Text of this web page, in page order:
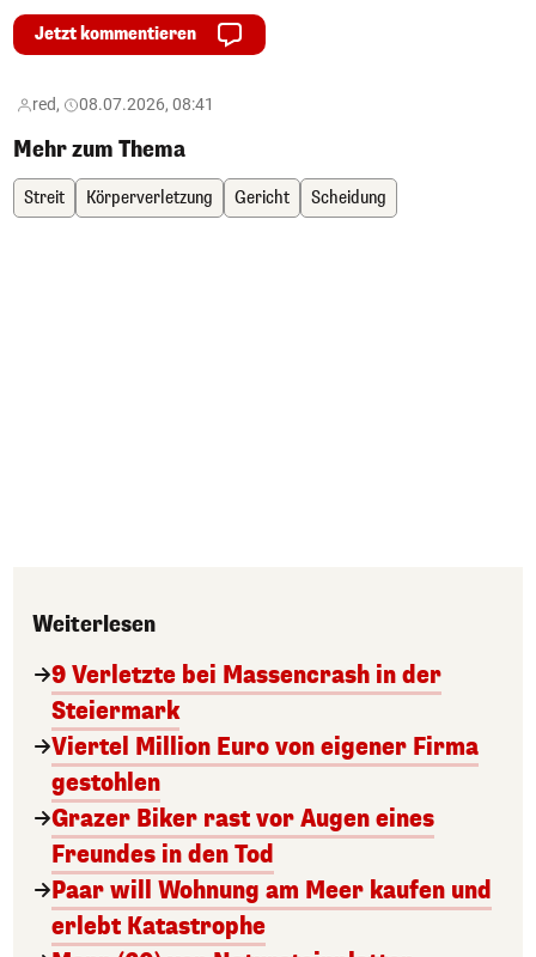
Jetzt kommentieren
red, 08.07.2026, 08:41
Mehr zum Thema
Streit Körperverletzung Gericht Scheidung
Weiterlesen
9 Verletzte bei Massencrash in der
Steiermark
Viertel Million Euro von eigener Firma
gestohlen
Grazer Biker rast vor Augen eines
Freundes in den Tod
Paar will Wohnung am Meer kaufen und
erlebt Katastrophe